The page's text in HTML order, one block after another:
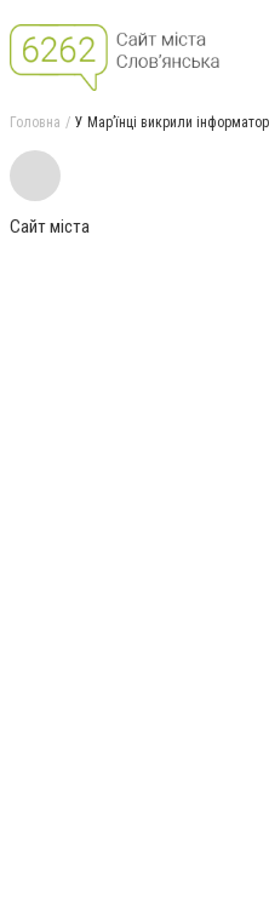
Головна У Мар’їнці викрили
Сайт міста